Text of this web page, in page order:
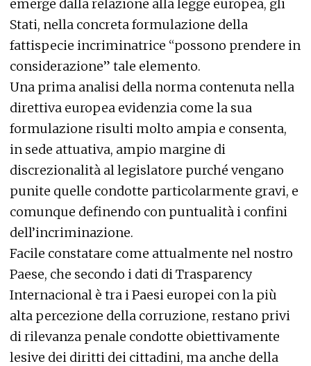
emerge dalla relazione alla legge europea, gli
Stati, nella concreta formulazione della
fattispecie incriminatrice “possono prendere in
considerazione” tale elemento.
Una prima analisi della norma contenuta nella
direttiva europea evidenzia come la sua
formulazione risulti molto ampia e consenta,
in sede attuativa, ampio margine di
discrezionalità al legislatore purché vengano
punite quelle condotte particolarmente gravi, e
comunque definendo con puntualità i confini
dell’incriminazione.
Facile constatare come attualmente nel nostro
Paese, che secondo i dati di Trasparency
Internacional è tra i Paesi europei con la più
alta percezione della corruzione, restano privi
di rilevanza penale condotte obiettivamente
lesive dei diritti dei cittadini, ma anche della